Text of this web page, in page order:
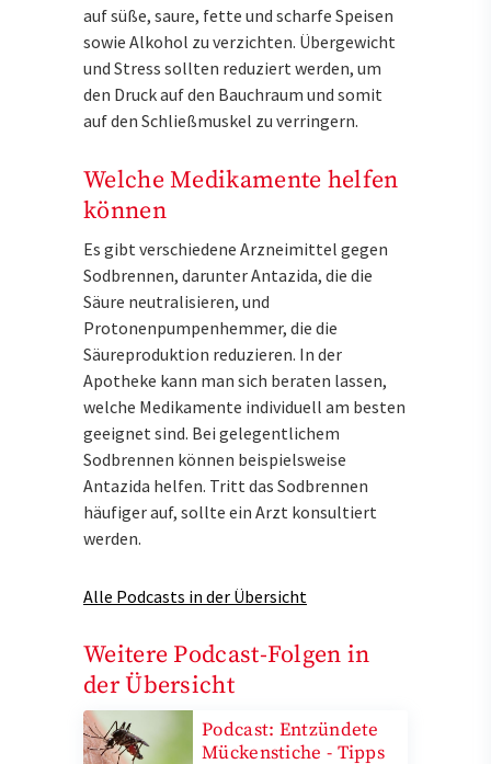
auf süße, saure, fette und scharfe Speisen
sowie Alkohol zu verzichten. Übergewicht
und Stress sollten reduziert werden, um
den Druck auf den Bauchraum und somit
auf den Schließmuskel zu verringern.
Welche Medikamente helfen
können
Es gibt verschiedene Arzneimittel gegen
Sodbrennen, darunter Antazida, die die
Säure neutralisieren, und
Protonenpumpenhemmer, die die
Säureproduktion reduzieren. In der
Apotheke kann man sich beraten lassen,
welche Medikamente individuell am besten
geeignet sind. Bei gelegentlichem
Sodbrennen können beispielsweise
Antazida helfen. Tritt das Sodbrennen
häufiger auf, sollte ein Arzt konsultiert
werden.
Alle Podcasts in der Übersicht
Weitere Podcast-Folgen in
der Übersicht
Podcast: Entzündete
Mückenstiche - Tipps